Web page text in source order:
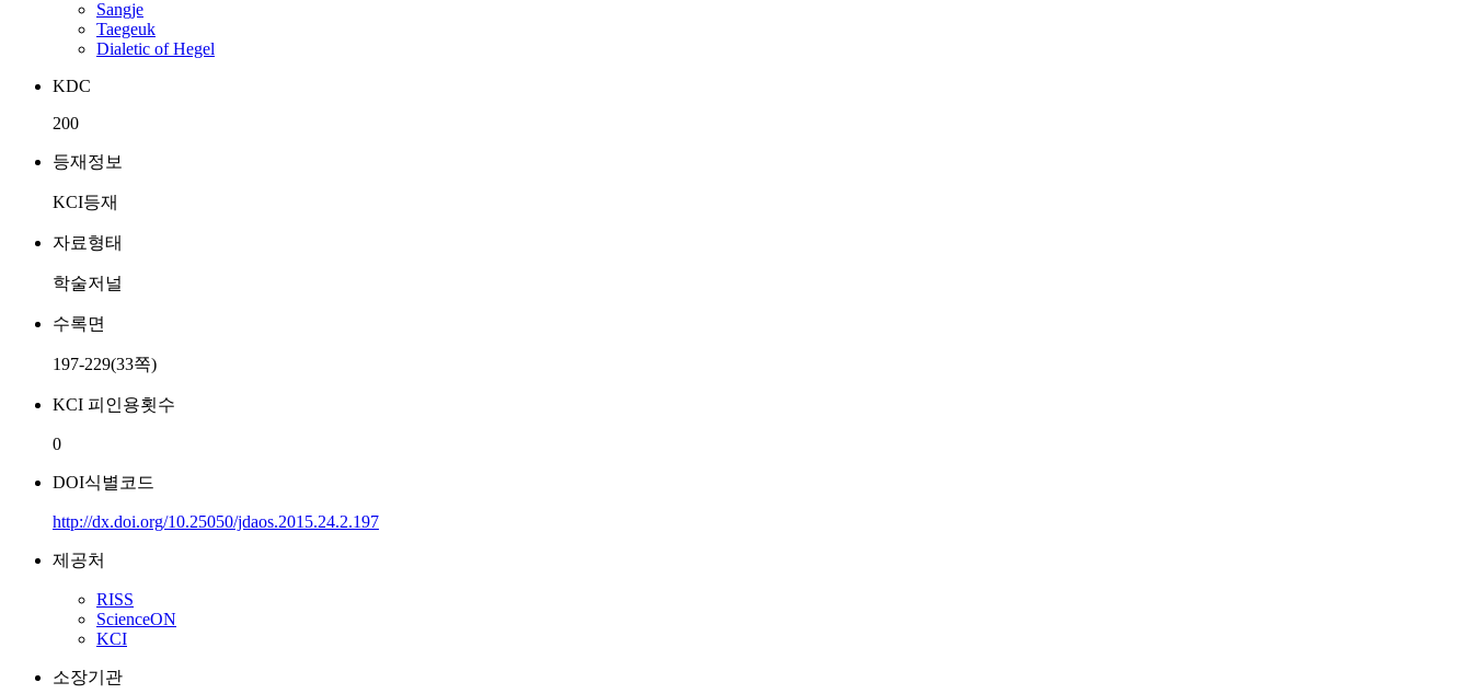
Sangje
Taegeuk
Dialetic of Hegel
KDC
200
등재정보
KCI등재
자료형태
학술저널
수록면
197-229(33쪽)
KCI 피인용횟수
0
DOI식별코드
http://dx.doi.org/10.25050/jdaos.2015.24.2.197
제공처
RISS
ScienceON
KCI
소장기관